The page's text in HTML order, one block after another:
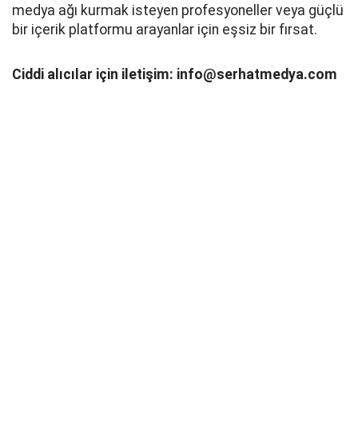
medya ağı kurmak isteyen profesyoneller veya güçlü
bir içerik platformu arayanlar için eşsiz bir fırsat.
Ciddi alıcılar için iletişim: info@serhatmedya.com